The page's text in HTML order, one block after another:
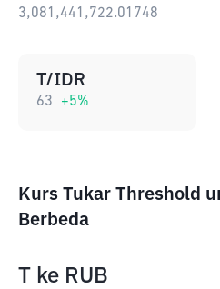
3,081,441,722.01748
T/IDR
63 +5%
Kurs Tukar Threshold
Berbeda
T ke RUB